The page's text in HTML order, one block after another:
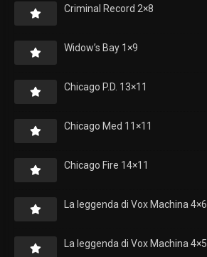
Criminal Record 2×8
Widow’s Bay 1×9
Chicago P.D. 13×11
Chicago Med 11×11
Chicago Fire 14×11
La leggenda di Vox Machina 4×6
La leggenda di Vox Machina 4×5